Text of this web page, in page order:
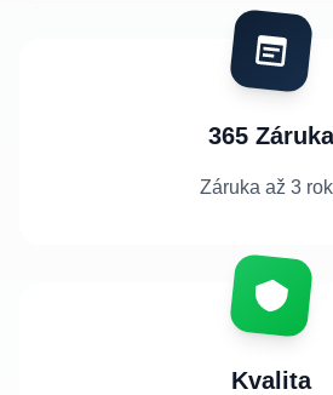
365 Záruka
Záruka až 3
Kvalita